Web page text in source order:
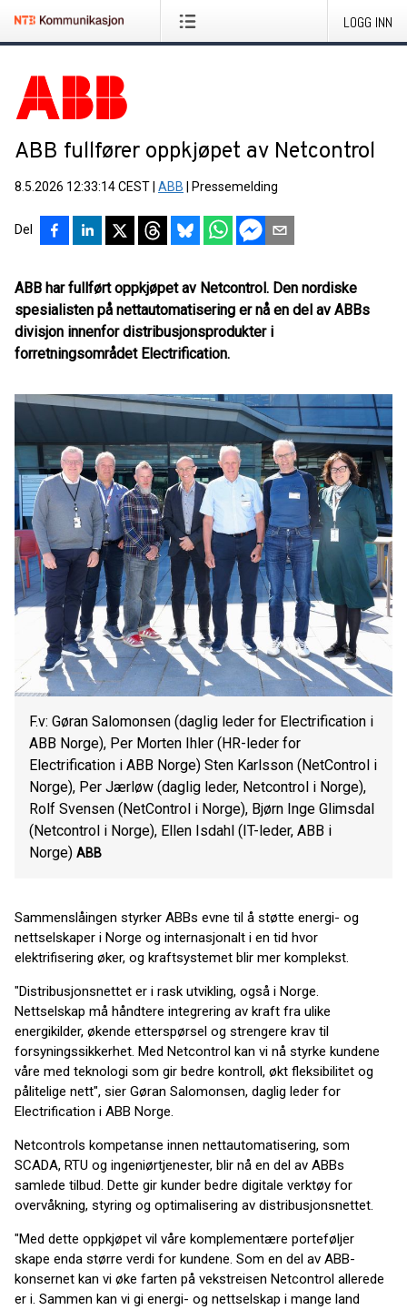
LOGG INN
ABB fullfører oppkjøpet av Netcontrol
8.5.2026 12:33:14 CEST ABB Pressemelding
Del
ABB har fullført oppkjøpet av Netcontrol. Den nordiske
spesialisten på nettautomatisering er nå en del av ABBs
divisjon innenfor distribusjonsprodukter i
forretningsområdet Electrification.
F.v: Gøran Salomonsen (daglig leder for Electrification i
ABB Norge), Per Morten Ihler (HR-leder for
Electrification i ABB Norge) Sten Karlsson (NetControl i
Norge), Per Jærløw (daglig leder, Netcontrol i Norge),
Rolf Svensen (NetControl i Norge), Bjørn Inge Glimsdal
(Netcontrol i Norge), Ellen Isdahl (IT-leder, ABB i
Norge) ABB
Sammenslåingen styrker ABBs evne til å støtte energi- og
nettselskaper i Norge og internasjonalt i en tid hvor
elektrifisering øker, og kraftsystemet blir mer komplekst.
"Distribusjonsnettet er i rask utvikling, også i Norge.
Nettselskap må håndtere integrering av kraft fra ulike
energikilder, økende etterspørsel og strengere krav til
forsyningssikkerhet. Med Netcontrol kan vi nå styrke kundene
våre med teknologi som gir bedre kontroll, økt fleksibilitet og
pålitelige nett", sier Gøran Salomonsen, daglig leder for
Electrification i ABB Norge.
Netcontrols kompetanse innen nettautomatisering, som
SCADA, RTU og ingeniørtjenester, blir nå en del av ABBs
samlede tilbud. Dette gir kunder bedre digitale verktøy for
overvåkning, styring og optimalisering av distribusjonsnettet.
"Med dette oppkjøpet vil våre komplementære porteføljer
skape enda større verdi for kundene. Som en del av ABB-
konsernet kan vi øke farten på vekstreisen Netcontrol allerede
er i. Sammen kan vi gi energi- og nettselskap i mange land